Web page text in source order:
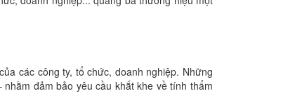
các công ty, tổ chức, doanh nghiệp. Những
đảm bảo yêu cầu khắt khe về tính thẩm